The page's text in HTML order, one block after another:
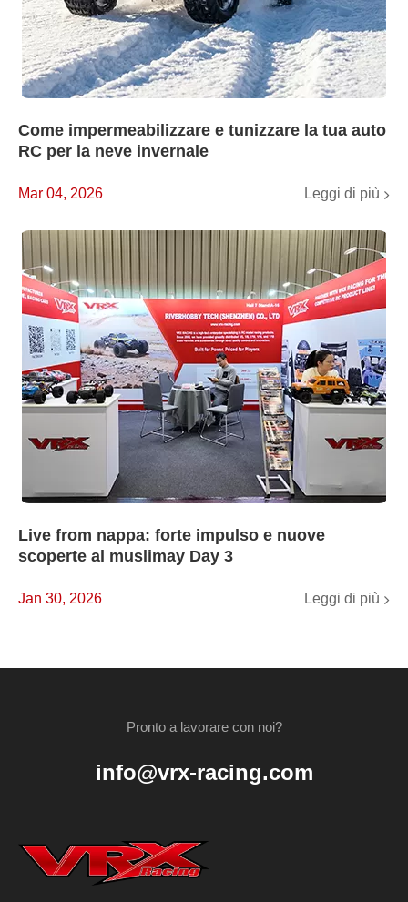
Come impermeabilizzare e tunizzare la tua auto
RC per la neve invernale
Mar 04, 2026 Leggi di più
Live from nappa: forte impulso e nuove
scoperte al muslimay Day 3
Jan 30, 2026 Leggi di più
Pronto a lavorare con noi?
info@vrx-racing.com